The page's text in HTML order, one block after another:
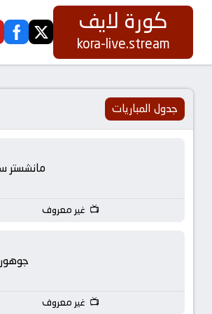
كورة
لايف
كورة لايف
kora-live.stream
twitter
جدول المباريات
مانشستر
غير معروف
جوهور
غير معروف